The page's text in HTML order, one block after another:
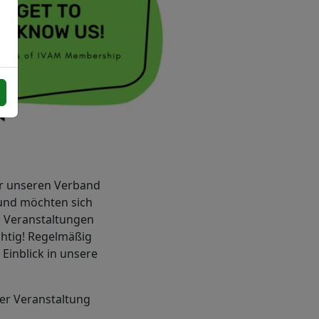
unseren Verband
möchten sich
Regelmäßig
in unsere
Veranstaltung